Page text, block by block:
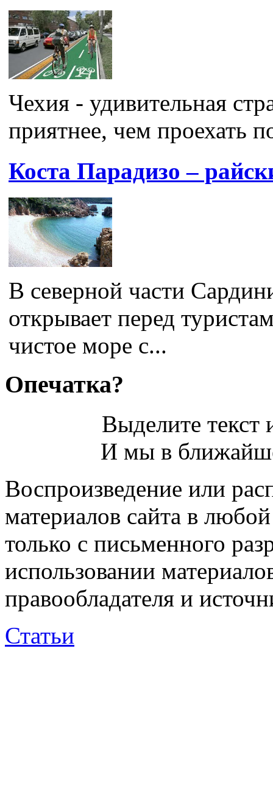
Чехия - удивительная
приятнее, чем проехать
Коста Парадизо –
В северной части
открывает перед
чистое море с...
Опечатка?
Выделите
И мы в
Воспроизведение или
материалов сайта в
только с письменного
использовании
правообладателя и
Статьи